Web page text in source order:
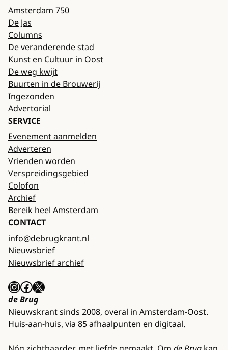
Amsterdam 750
De Jas
Columns
De veranderende stad
Kunst en Cultuur in Oost
De weg kwijt
Buurten in de Brouwerij
Ingezonden
Advertorial
SERVICE
Evenement aanmelden
Adverteren
Vrienden worden
Verspreidingsgebied
Colofon
Archief
Bereik heel Amsterdam
CONTACT
info@debrugkrant.nl
Nieuwsbrief
Nieuwsbrief archief
InstagramFacebook X
de Brug
Nieuwskrant sinds 2008, overal in Amsterdam-Oost.
Huis-aan-huis, via 85 afhaalpunten en digitaal.